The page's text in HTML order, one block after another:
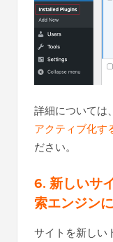
詳細については、
アクティブ化す
ださい。
6. 新しいサ
索エンジン
サイトを新しい